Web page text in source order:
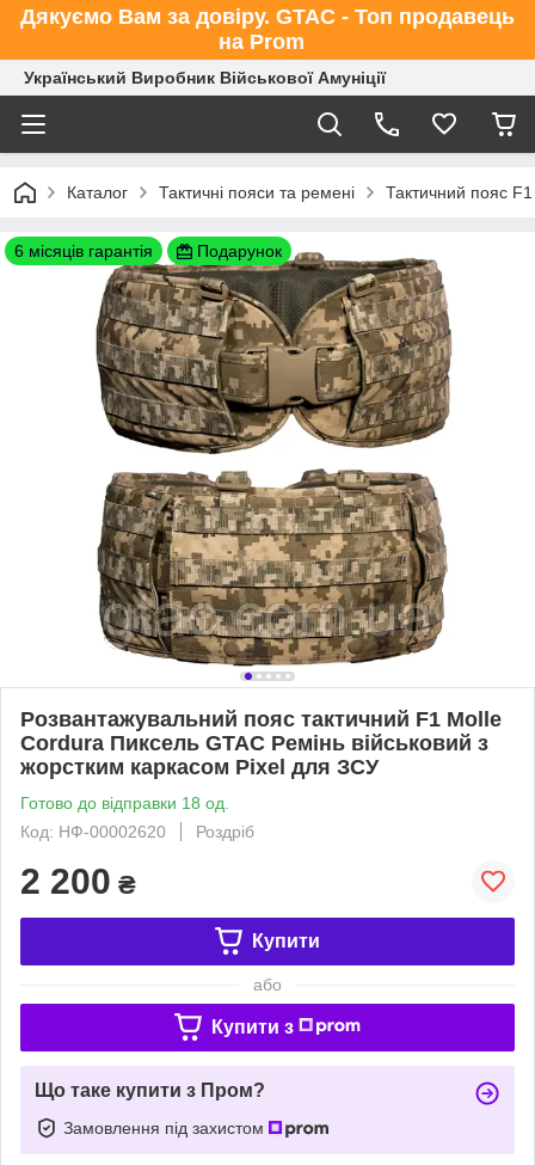
Дякуємо Вам за довіру. GTAC - Топ продавець
на Prom
Український Виробник Військової Амуніції
Каталог Тактичні пояси та ремені Тактичний пояс F1
6 місяців гарантія Подарунок
Розвантажувальний пояс тактичний F1 Molle
Cordura Пиксель GTAC Ремінь військовий з
жорстким каркасом Pixel для ЗСУ
Готово до відправки 18 од.
Код: НФ-00002620
Роздріб
2 200 ₴
Купити
або
Купити з
Що таке купити з Пром?
Замовлення під захистом